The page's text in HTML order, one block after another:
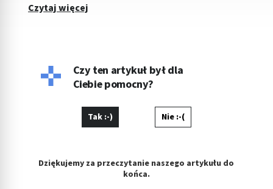
Czytaj więcej
Czy ten artykuł był dla
Ciebie pomocny?
Tak :-) Nie :-(
Dziękujemy za przeczytanie naszego artykułu do
końca.